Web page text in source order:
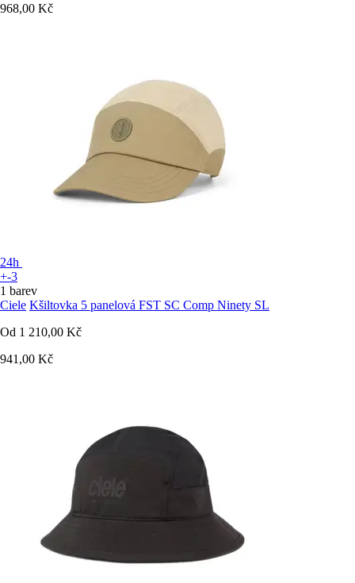
968,00 Kč
24h
+-3
1 barev
Ciele Kšiltovka 5 panelová FST SC Comp Ninety SL
Od 1 210,00 Kč
941,00 Kč